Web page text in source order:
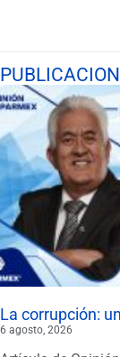
La corrupción:
6 agosto, 2026